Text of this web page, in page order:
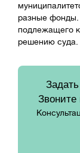
разные фонды.
подлежащего
решению суда.
Звоните